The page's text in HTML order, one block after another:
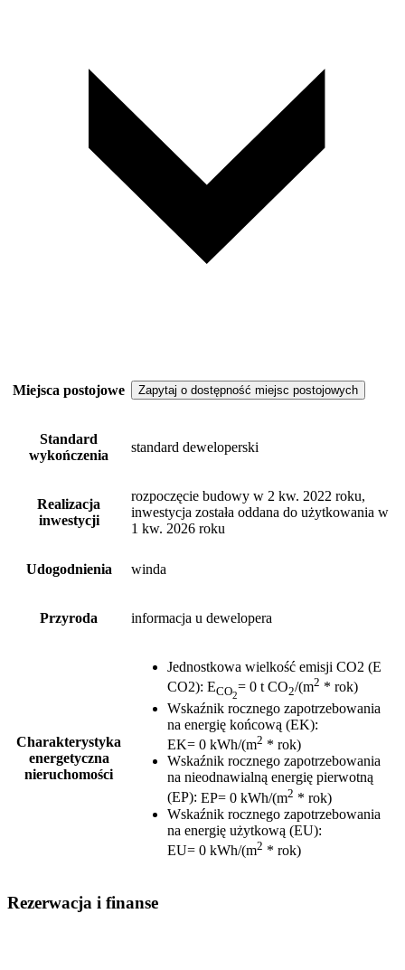
Miejsca postojowe Zapytaj o dostępność miejsc postojowych
Standard
wykończenia
standard deweloperski
Realizacja
inwestycji
rozpoczęcie budowy w 2 kw. 2022 roku,
inwestycja została oddana do użytkowania w
1 kw. 2026 roku
Udogodnienia winda
Przyroda informacja u dewelopera
Charakterystyka
energetyczna
nieruchomości
Jednostkowa wielkość emisji CO2 (E
CO2): ECO2
= 0 t CO2/(m2 * rok)
Wskaźnik rocznego zapotrzebowania
na energię końcową (EK):
EK= 0 kWh/(m2 * rok)
Wskaźnik rocznego zapotrzebowania
na nieodnawialną energię pierwotną
(EP): EP= 0 kWh/(m2 * rok)
Wskaźnik rocznego zapotrzebowania
na energię użytkową (EU):
EU= 0 kWh/(m2 * rok)
Rezerwacja i finanse